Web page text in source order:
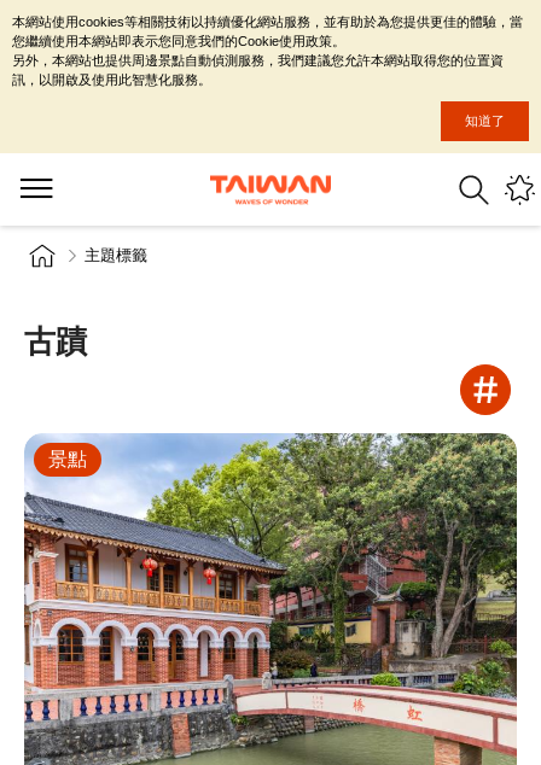
主題標籤
古蹟
景點
本網站使用cookies等相關技術以持續優化網站服務，並有助於為您提供更佳的體驗，當
您繼續使用本網站即表示您同意我們的Cookie使用政策。
另外，本網站也提供周邊景點自動偵測服務，我們建議您允許本網站取得您的位置資
訊，以開啟及使用此智慧化服務。
知道了